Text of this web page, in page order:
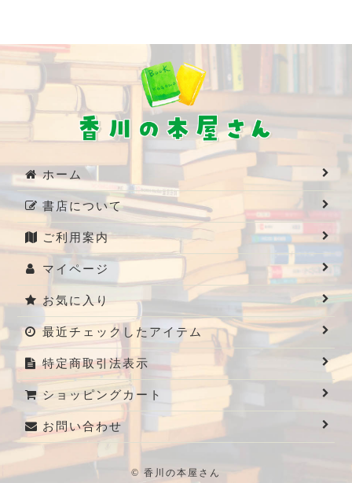
ホーム
書店について
ご利用案内
マイページ
お気に入り
最近チェックしたアイテム
特定商取引法表示
ショッピングカート
お問い合わせ
© 香川の本屋さん